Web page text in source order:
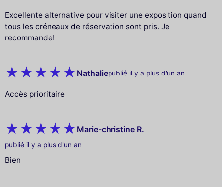
Excellente alternative pour visiter une exposition quand
tous les créneaux de réservation sont pris. Je
recommande!
Nathaliepublié il y a plus d'un an
Accès prioritaire
Marie-christine R.
publié il y a plus d'un an
Bien